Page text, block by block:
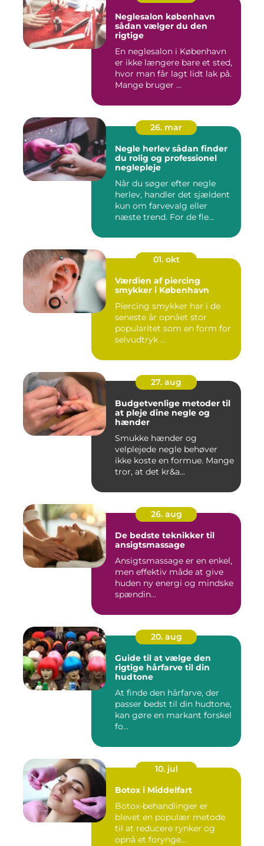
Neglesalon københavn
sådan vælger du den
rigtige
En neglesalon i København
er ikke længere bare et sted,
hvor man får lagt lidt lak på.
Mange bruger ...
26. mar
Negle herlev sådan finder
du rolig og professionel
neglepleje
Når du søger efter negle
herlev, handler det sjældent
kun om farvevalg eller
næste trend. For de fle...
01. okt
Værdien af piercing
smykker i København
Piercing smykker har i de
seneste år opnået stor
popularitet som en form for
selvudtryk ...
27. aug
Budgetvenlige metoder til
at pleje dine negle og
hænder
Smukke hænder og
velplejede negle behøver
ikke koste en formue. Mange
tror, at det kr&a...
26. aug
De bedste teknikker til
ansigtsmassage
Ansigtsmassage er en enkel,
men effektiv måde at give
huden ny energi og mindske
spændin...
20. aug
Guide til at vælge den
rigtige hårfarve til din
hudtone
At finde den hårfarve, der
passer bedst til din hudtone,
kan gøre en markant forskel
fo...
10. jul
Botox i Middelfart
Botox-behandlinger er
blevet en populær metode
til at reducere rynker og
opnå et forynge...